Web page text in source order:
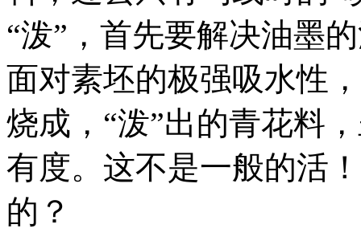
“泼”，首先要解决油墨
面对素坯的极强吸水性
烧成，“泼”出的青花料
有度。这不是一般的活
的？